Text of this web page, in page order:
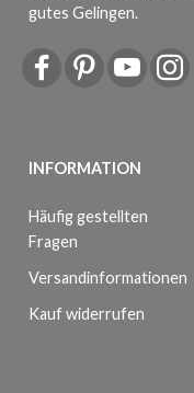
gutes Gelingen.
INFORMATION
Häufig gestellten
Fragen
Versandinformationen
Kauf widerrufen